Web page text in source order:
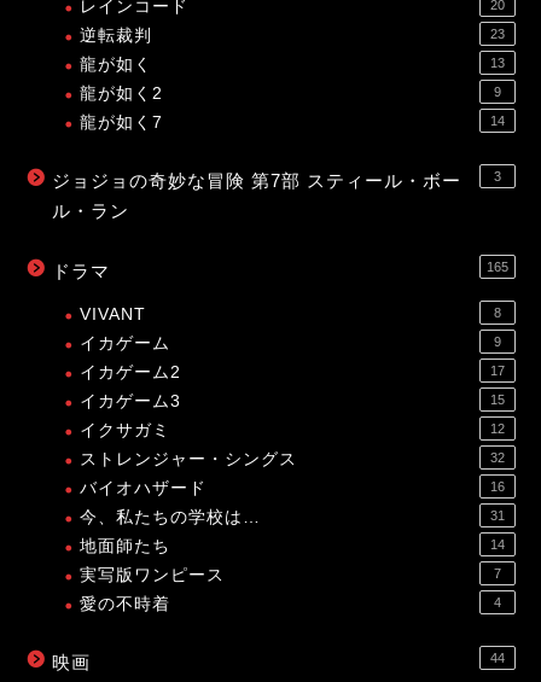
レインコード 20
逆転裁判 23
龍が如く 13
龍が如く2 9
龍が如く7 14
ジョジョの奇妙な冒険 第7部 スティール・ボー
ル・ラン
3
ドラマ 165
VIVANT 8
イカゲーム 9
イカゲーム2 17
イカゲーム3 15
イクサガミ 12
ストレンジャー・シングス 32
バイオハザード 16
今、私たちの学校は… 31
地面師たち 14
実写版ワンピース 7
愛の不時着 4
映画 44